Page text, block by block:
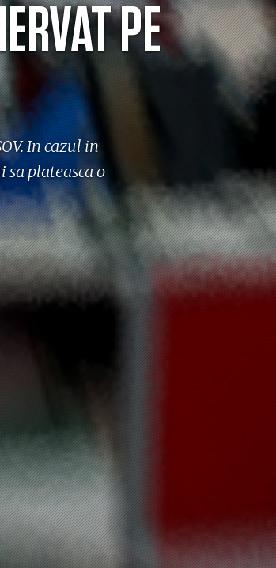
PE
In cazul in
plateasca o